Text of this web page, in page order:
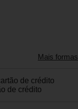
Mais
de crédito
de crédito